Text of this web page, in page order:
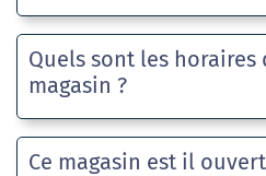
Quels sont les horaires
magasin ?
Ce magasin est il